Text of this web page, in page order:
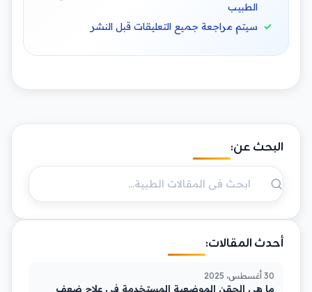
البحث عن:
أحدث المقالات:
30 أغسطس، 2025
ما هي الحقن الموضعية المستخدمة في علاج ضعف
الطبيب
سيتم مراجعة جميع التعليقات قبل النشر